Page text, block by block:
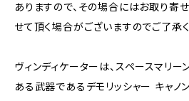
ありますので、その場合にはお取り寄せ
せて頂く場合がございますのでご了承く
ヴィンディケーターは、スペースマリ
ある武器であるデモリッシャー キャノ